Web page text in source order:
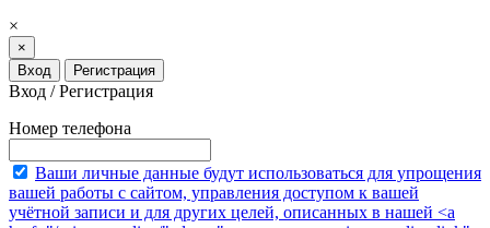
×
×
Вход
Регистрация
Вход / Регистрация
Номер телефона
Ваши личные данные будут использоваться для упрощения
вашей работы с сайтом, управления доступом к вашей
учётной записи и для других целей, описанных в нашей <a